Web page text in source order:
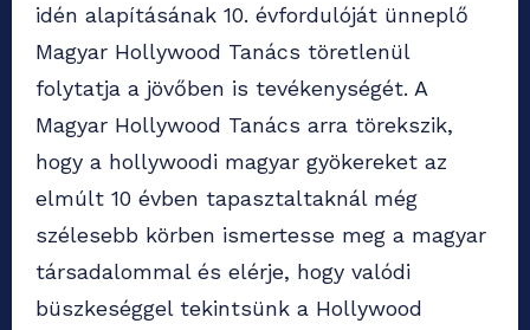
idén alapításának 10. évfordulóját ünneplő
Magyar Hollywood Tanács töretlenül
folytatja a jövőben is tevékenységét. A
Magyar Hollywood Tanács arra törekszik,
hogy a hollywoodi magyar gyökereket az
elmúlt 10 évben tapasztaltaknál még
szélesebb körben ismertesse meg a magyar
társadalommal és elérje, hogy valódi
büszkeséggel tekintsünk a Hollywood